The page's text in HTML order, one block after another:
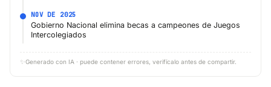
NOV DE 2025
Gobierno Nacional elimina becas a campeones de Juegos
Intercolegiados
✨ Generado con IA · puede contener errores, verifícalo antes de compartir.